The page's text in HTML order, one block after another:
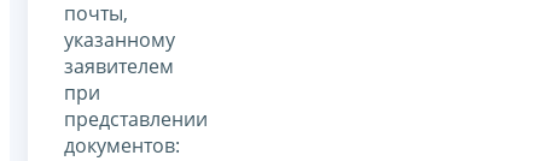
почты,
указанному
заявителем
при
представлении
документов: